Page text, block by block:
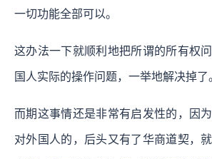
一切功能全部可以。
这办法一下就顺利地把所谓的所有权
国人实际的操作问题，一举地解决掉了
而期这事情还是非常有启发性的，因
对外国人的，后头又有了华商道契，